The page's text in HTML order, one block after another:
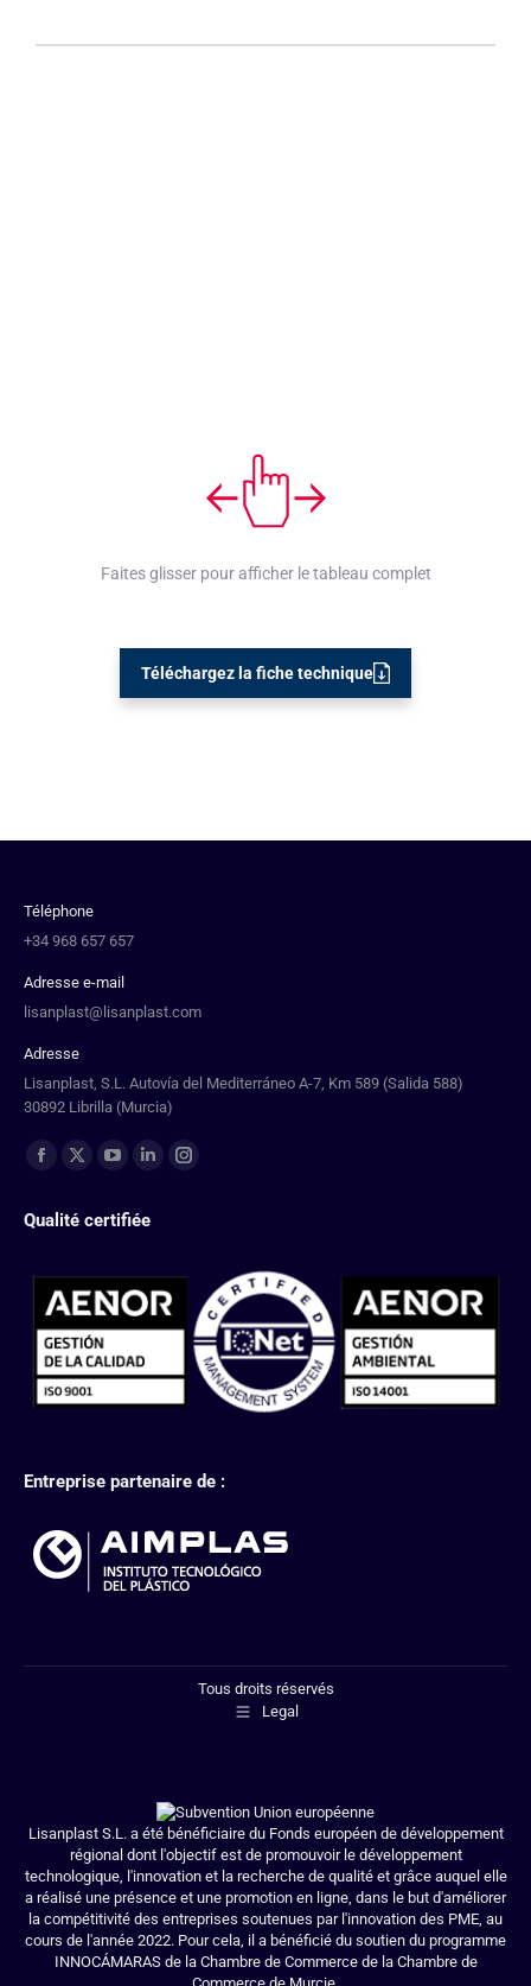
Faites glisser pour afficher le tableau complet
Téléchargez la fiche technique
Téléphone
+34 968 657 657
Adresse e-mail
lisanplast@lisanplast.com
Adresse
Lisanplast, S.L. Autovía del Mediterráneo A-7, Km 589 (Salida 588)
30892 Librilla (Murcia)
Trouvez nous sur :
Qualité certifiée
Entreprise partenaire de :
Tous droits réservés
Legal
Lisanplast S.L. a été bénéficiaire du Fonds européen de développement
régional dont l'objectif est de promouvoir le développement
technologique, l'innovation et la recherche de qualité et grâce auquel elle
a réalisé une présence et une promotion en ligne, dans le but d'améliorer
la compétitivité des entreprises soutenues par l'innovation des PME, au
cours de l'année 2022. Pour cela, il a bénéficié du soutien du programme
INNOCÁMARAS de la Chambre de Commerce de la Chambre de